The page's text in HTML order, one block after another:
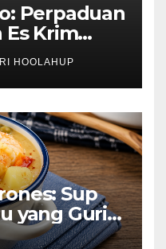
Perpaduan
Es Krim
HOOLAHUP
Sup
yang Gurih